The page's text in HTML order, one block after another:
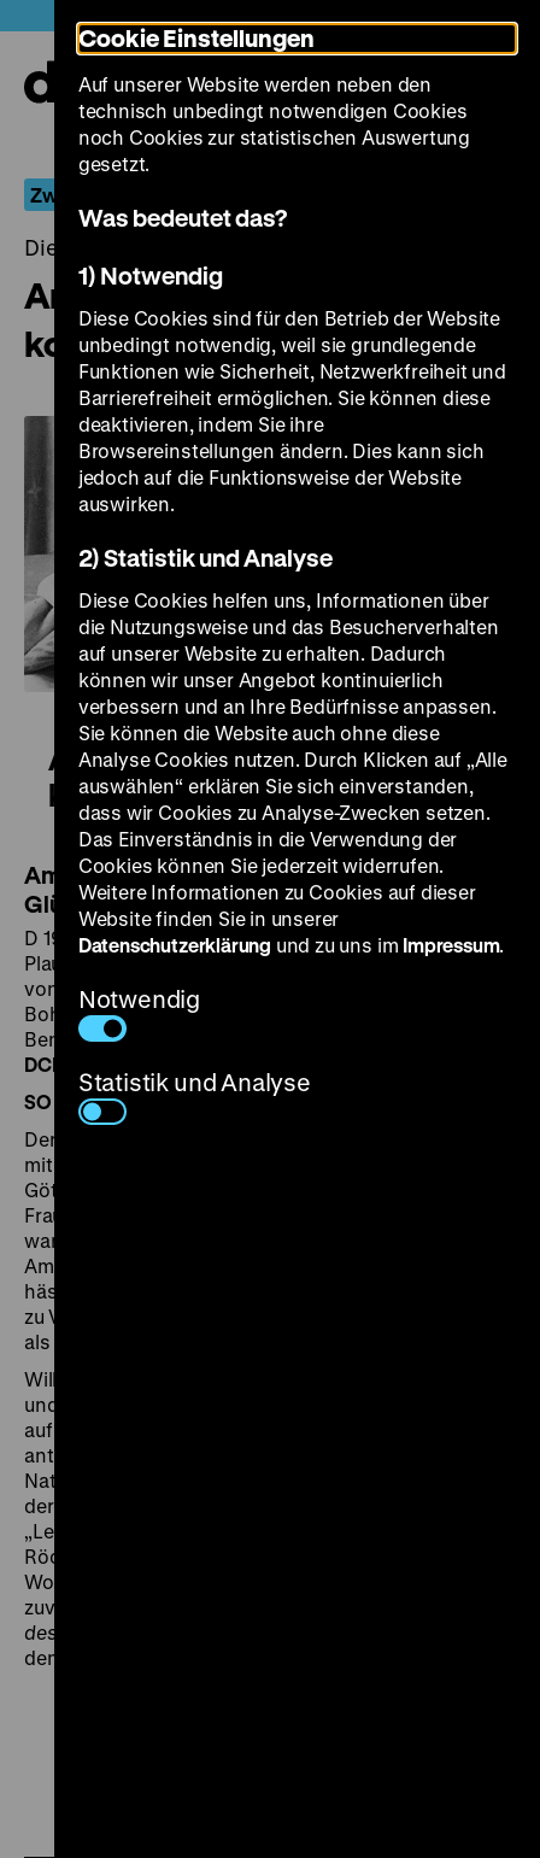
zum
Seiteninhalt
springen
Zwischen Polit-Komödie und Gesellschafts-Satire
Dienstag, 21. Januar 2020, 19.00 - 00.00 Uhr
Amphitryon – Aus den Wolken
kommt das Glück
Amphitryon – Aus den Wolken
kommt das Glück
Amphitryon – Aus den Wolken kommt das
Glück
D 1935, R/B: Reinhold Schünzel nach Titus Maccius
Plautus‘
, Molières
und Heinrich
von Kleists
Amphitryon
Bohne, D: Willy Fritsch, Käthe Gold, Paul Kemp, Fita
Benkhoff, Adele Sandrock, Hilde Hildebrand, 105'
DCP
SO 19.01. um 16 Uhr + DI 21.01. um 20 Uhr
Der alternde Göttervater Jupiter hat Lust auf einen Flirt
mit einer Menschenfrau und steigt, begleitet vom
Götterboten Merkur, hinab nach Theben, wo die
Frauen auf die Rückkehr ihrer Männer aus dem Krieg
warten. Dabei nimmt Jupiter die Gestalt des Feldherrn
Amphitryon an, Merkur muss mit dem Körper des
hässlichen Dieners Sosias vorliebnehmen. Das führt
zu Verwechslungen und Verwicklungen, die erst enden
als Jupiters Gattin Juno ihm auf die Schliche kommt.
Willy Fritsch spielt Jupiter mit Halbglatze, Löckchen
und beachtlicher Wampe, Paul Kemp gibt einen Merkur
auf Rollschuhen, und Regisseur Schünzel nutzt den
antiken Stoff, um sich subtil über die
Nationalsozialisten lustig zu machen. So veralbert er
deren Masseninszenierungen, indem er die
„Leibstandarte SS Adolf Hitler“ als Griechen in kurzen
Röckchen auftreten lässt und Hitlers Flug über den
Wolken von Nürnberg, wie er in Leni Riefenstahls kurz
zuvor herausgekommenen Propagandafilm
des Willens
dem Olymp parodiert. (obr)
Cookie Einstellungen
Auf unserer Website werden neben den
technisch unbedingt notwendigen Cookies
noch Cookies zur statistischen Auswertung
gesetzt.
Was bedeutet das?
1) Notwendig
Diese Cookies sind für den Betrieb der Website
unbedingt notwendig, weil sie grundlegende
Funktionen wie Sicherheit, Netzwerkfreiheit und
Barrierefreiheit ermöglichen. Sie können diese
deaktivieren, indem Sie ihre
Browsereinstellungen ändern. Dies kann sich
jedoch auf die Funktionsweise der Website
auswirken.
2) Statistik und Analyse
Diese Cookies helfen uns, Informationen über
die Nutzungsweise und das Besucherverhalten
auf unserer Website zu erhalten. Dadurch
können wir unser Angebot kontinuierlich
verbessern und an Ihre Bedürfnisse anpassen.
Sie können die Website auch ohne diese
Analyse Cookies nutzen. Durch Klicken auf „Alle
auswählen“ erklären Sie sich einverstanden,
dass wir Cookies zu Analyse-Zwecken setzen.
Das Einverständnis in die Verwendung der
Cookies können Sie jederzeit widerrufen.
Weitere Informationen zu Cookies auf dieser
Website finden Sie in unserer
Datenschutzerklärung und zu uns im Impressum.
Notwendig
Statistik und Analyse